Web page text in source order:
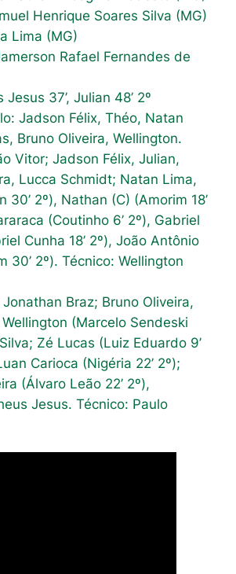
Henrique Soares Silva (MG)
Lima (MG)
Rafael Fernandes de
37’, Julian 48’ 2º
Jadson Félix, Théo, Natan
Bruno Oliveira, Wellington.
Vitor; Jadson Félix, Julian,
Lucca Schmidt; Natan Lima,
30’ 2º), Nathan (C) (Amorim 18’
(Coutinho 6’ 2º), Gabriel
Cunha 18’ 2º), João Antônio
30’ 2º). Técnico: Wellington
Braz; Bruno Oliveira,
(Marcelo Sendeski
Silva; Zé Lucas (Luiz Eduardo 9’
Carioca (Nigéria 22’ 2º);
(Álvaro Leão 22’ 2º),
Jesus. Técnico: Paulo